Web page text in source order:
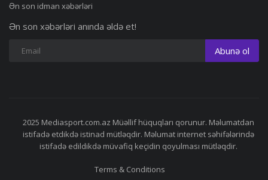
Ən son idman xəbərləri
Ən son xəbərləri anında əldə et!
Abunə ol
2025 Mediasport.com.az Müəllif hüquqları qorunur. Məlumatdan
istifadə etdikdə istinad mütləqdir. Məlumat internet səhifələrində
istifadə edildikdə müvafiq keçidin qoyulması mütləqdir.
Terms & Conditions